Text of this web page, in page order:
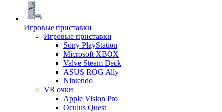
Игровые приставки
Игровые приставки
Sony PlayStation
Microsoft XBOX
Valve Steam Deck
ASUS ROG Ally
Nintendo
VR очки
Apple Vision Pro
Oculus Quest